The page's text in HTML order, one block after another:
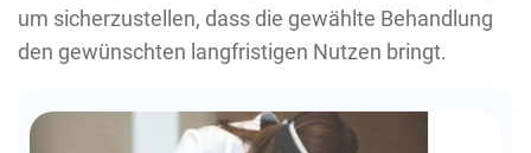
um sicherzustellen, dass die gewählte Behandlung
den gewünschten langfristigen Nutzen bringt.